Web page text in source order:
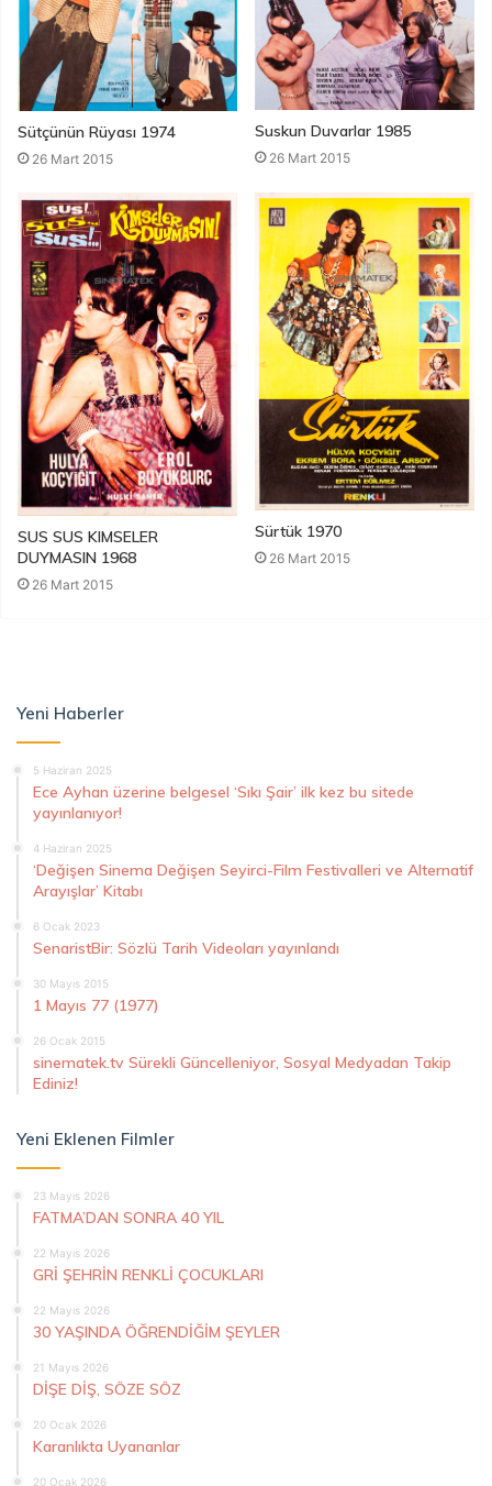
Sütçünün Rüyası 1974
26 Mart 2015
Suskun Duvarlar 1985
26 Mart 2015
SUS SUS KIMSELER
DUYMASIN 1968
26 Mart 2015
Sürtük 1970
26 Mart 2015
Yeni Haberler
5 Haziran 2025
Ece Ayhan üzerine belgesel ‘Sıkı Şair’ ilk kez bu sitede
yayınlanıyor!
4 Haziran 2025
‘Değişen Sinema Değişen Seyirci-Film Festivalleri ve Alternatif
Arayışlar’ Kitabı
6 Ocak 2023
SenaristBir: Sözlü Tarih Videoları yayınlandı
30 Mayıs 2015
1 Mayıs 77 (1977)
26 Ocak 2015
sinematek.tv Sürekli Güncelleniyor, Sosyal Medyadan Takip
Ediniz!
Yeni Eklenen Filmler
23 Mayıs 2026
FATMA’DAN SONRA 40 YIL
22 Mayıs 2026
GRİ ŞEHRİN RENKLİ ÇOCUKLARI
22 Mayıs 2026
30 YAŞINDA ÖĞRENDİĞİM ŞEYLER
21 Mayıs 2026
DİŞE DİŞ, SÖZE SÖZ
20 Ocak 2026
Karanlıkta Uyananlar
20 Ocak 2026